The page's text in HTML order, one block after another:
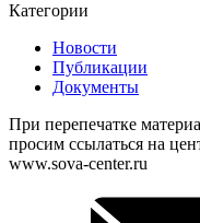
Категории
Новости
Публикации
Документы
При перепечатке
просим ссылаться на
www.sova-center.ru